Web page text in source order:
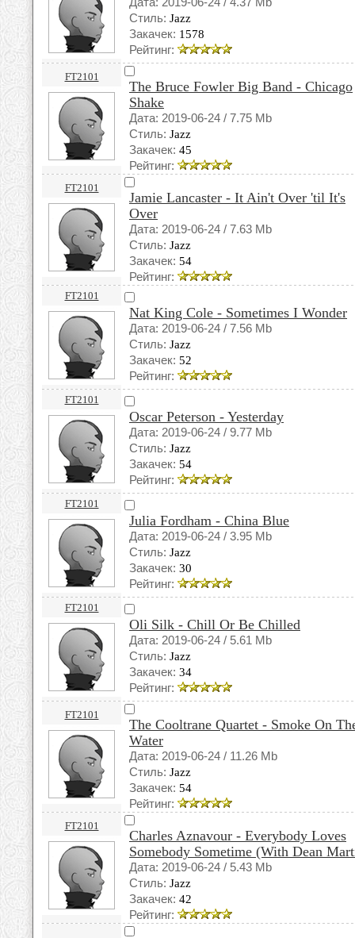
Стиль: Jazz
Закачек: 1578
Рейтинг:
FT2101
The Bruce Fowler Big Band - Chicago
Shake
Дата: 2019-06-24 / 7.75 Mb
Стиль: Jazz
Закачек: 45
Рейтинг:
FT2101
Jamie Lancaster - It Ain't Over 'til It's
Over
Дата: 2019-06-24 / 7.63 Mb
Стиль: Jazz
Закачек: 54
Рейтинг:
FT2101
Nat King Cole - Sometimes I Wonder
Дата: 2019-06-24 / 7.56 Mb
Стиль: Jazz
Закачек: 52
Рейтинг:
FT2101
Oscar Peterson - Yesterday
Дата: 2019-06-24 / 9.77 Mb
Стиль: Jazz
Закачек: 54
Рейтинг:
FT2101
Julia Fordham - China Blue
Дата: 2019-06-24 / 3.95 Mb
Стиль: Jazz
Закачек: 30
Рейтинг:
FT2101
Oli Silk - Chill Or Be Chilled
Дата: 2019-06-24 / 5.61 Mb
Стиль: Jazz
Закачек: 34
Рейтинг:
FT2101
The Cooltrane Quartet - Smoke On
Water
Дата: 2019-06-24 / 11.26 Mb
Стиль: Jazz
Закачек: 54
Рейтинг:
FT2101
Charles Aznavour - Everybody Loves
Somebody Sometime (With Dean
Дата: 2019-06-24 / 5.43 Mb
Стиль: Jazz
Закачек: 42
Рейтинг: